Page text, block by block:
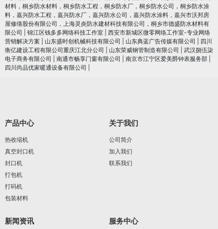
材料，桐乡防水材料，桐乡防水工程，桐乡防水厂，桐乡防水公司，桐乡防水涂
料，嘉兴防水工程，嘉兴防水厂，嘉兴防水公司，嘉兴防水涂料，嘉兴市沃邦房
屋修缮股份有限公司，上海灵炎防水建材科技有限公司，桐乡市德盛防水材料有
限公司
锦江区钱多多网络科技工作室
西安市新城区微零网络工作室-专业网络
营销解决方案
山东盛时创机械科技有限公司 山东典蓝广告传媒有限公司
四川
衡亿建设工程有限公司重庆江北分公司
山东荣威钢管制造有限公司
武汉捌伍柒
电子商务有限公司
南通市畅享门窗有限公司 南京市江宁区爱美爵钟表服务部
四川尚品优家暖通设备有限公司
产品中心
热收缩机
真空封口机
封口机
打包机
打码机
包装材料
关于我们
公司简介
加入我们
联系我们
新闻资讯 服务中心